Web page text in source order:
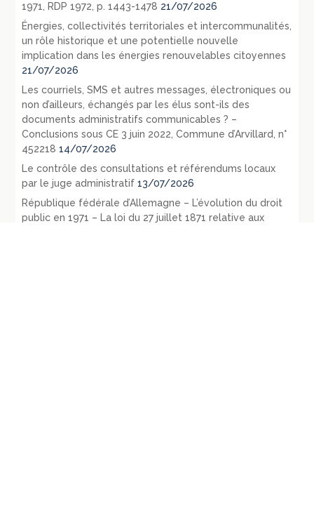
1971, RDP 1972, p. 1443-1478 21/07/2026
Énergies, collectivités territoriales et intercommunalités,
un rôle historique et une potentielle nouvelle
implication dans les énergies renouvelables citoyennes
21/07/2026
Les courriels, SMS et autres messages, électroniques ou
non d’ailleurs, échangés par les élus sont-ils des
documents administratifs communicables ? –
Conclusions sous CE 3 juin 2022, Commune d’Arvillard, n°
452218 14/07/2026
Le contrôle des consultations et référendums locaux
par le juge administratif 13/07/2026
République fédérale d’Allemagne – L’évolution du droit
public en 1971 – La loi du 27 juillet 1871 relative aux